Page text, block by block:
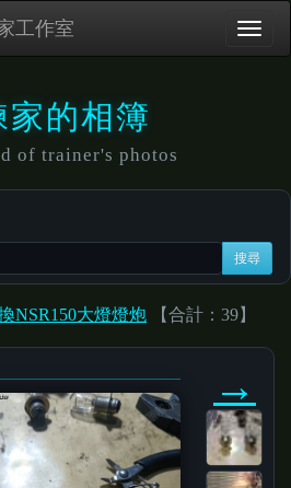
工作室
家的相簿
of trainer's photos
搜尋
NSR150大燈燈炮 【合計：39】
→